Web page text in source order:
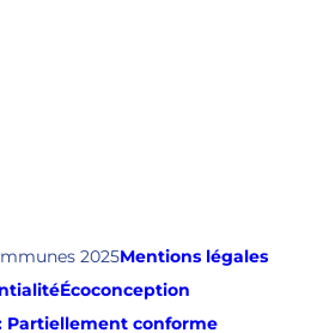
2025Mentions légales
Écoconception
Partiellement conforme